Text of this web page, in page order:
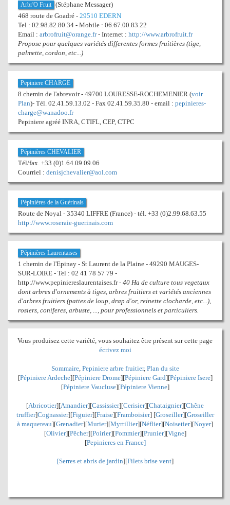
Arbr'O Fruit (Stéphane Messager)
468 route de Goadré - 29510 EDERN
Tel : 02.98.82.80.34 - Mobile : 06.67.00.83.22
Email : arbrofruit@orange.fr- Internet : http://www.arbrofruit.fr
Propose pour quelques variétés differentes formes fruitières (tige,
palmette, cordon, etc...)
Pepiniere CHARGE
8 chemin de l'abrevoir - 49700 LOURESSE-ROCHEMENIER (voir
Plan)- Tél. 02.41.59.13.02 - Fax 02.41.59.35.80 - email : pepinieres-
charge@wanadoo.fr
Pepiniere agréé INRA, CTIFL, CEP, CTPC
Pépinières CHEVALIER
Tél/fax. +33 (0)1.64.09.09.06
Courriel : denisjchevalier@aol.com
Pépinières de la Guérinais
Route de Noyal - 35340 LIFFRE (France) - tél. +33 (0)2.99.68.63.55
http://www.roseraie-guerinais.com
Pépinières Laurentaises
1 chemin de l'Epinay - St Laurent de la Plaine - 49290 MAUGES-
SUR-LOIRE - Tel : 02 41 78 57 79 -
http://www.pepiniereslaurentaises.fr - 40 Ha de culture tous vegetaux
dont arbres d'ornements à tiges, arbres fruitiers et variétés anciennes
d'arbres fruitiers (pattes de loup, drap d'or, reinette clocharde, etc...),
rosiers, coniferes, arbuste, ..., pour professionnels et particuliers.
Vous produisez cette variété, vous souhaitez être présent sur cette page
écrivez moi
Sommaire, Pepiniere arbre fruitier, Plan du site
[Pépiniere Ardeche][Pépiniere Drome][Pépiniere Gard][Pépiniere Isere]
[Pépiniere Vaucluse][Pépiniere Vienne]
[Abricotier][Amandier][Cassissier][Cerisier][Chataignier][Chêne
truffier]Cognassier][Figuier][Fraise][Framboisier] [Groseiller][Groseiller
à maquereau][Grenadier][Murier][Myrtillier][Néflier][Noisetier][Noyer]
[Olivier][Pêcher][Poirier][Pommier][Prunier][Vigne]
[Pepinieres en France]
[Serres et abris de jardin][Filets brise vent]